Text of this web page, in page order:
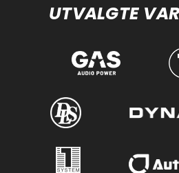
UTVALGTE